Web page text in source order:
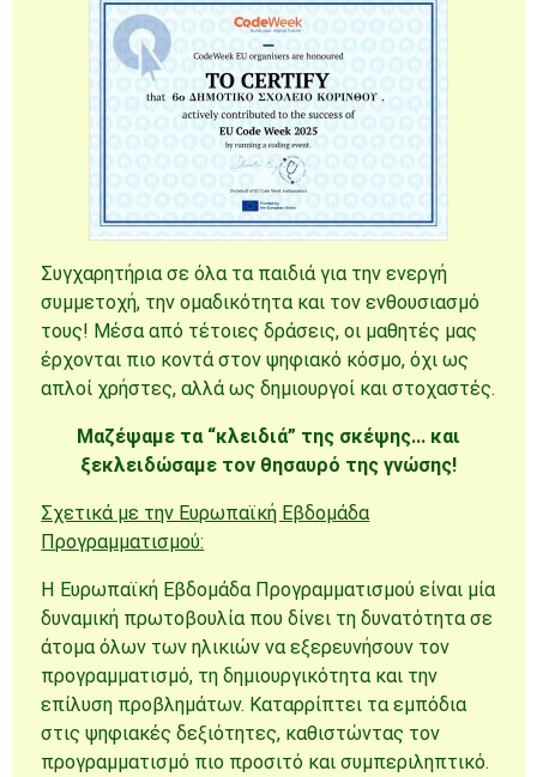
Συγχαρητήρια σε όλα τα παιδιά για την ενεργή
συμμετοχή, την ομαδικότητα και τον ενθουσιασμό
τους! Μέσα από τέτοιες δράσεις, οι μαθητές μας
έρχονται πιο κοντά στον ψηφιακό κόσμο, όχι ως
απλοί χρήστες, αλλά ως δημιουργοί και στοχαστές.
Μαζέψαμε τα “κλειδιά” της σκέψης… και
ξεκλειδώσαμε τον θησαυρό της γνώσης!
Σχετικά με την Ευρωπαϊκή Εβδομάδα
Προγραμματισμού:
Η Ευρωπαϊκή Εβδομάδα Προγραμματισμού είναι μία
δυναμική πρωτοβουλία που δίνει τη δυνατότητα σε
άτομα όλων των ηλικιών να εξερευνήσουν τον
προγραμματισμό, τη δημιουργικότητα και την
επίλυση προβλημάτων. Καταρρίπτει τα εμπόδια
στις ψηφιακές δεξιότητες, καθιστώντας τον
προγραμματισμό πιο προσιτό και συμπεριληπτικό.